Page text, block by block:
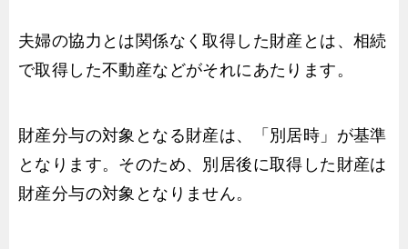
夫婦の協力とは関係なく取得した財産とは、相続
で取得した不動産などがそれにあたります。
財産分与の対象となる財産は、「別居時」が基準
となります。そのため、別居後に取得した財産は
財産分与の対象となりません。